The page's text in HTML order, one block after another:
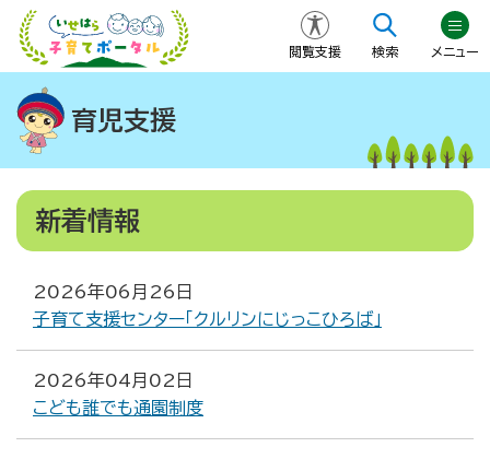
閲覧支援 検索 メニュー
育児支援
新着情報
2026年06月26日
子育て支援センター「クルリンにじっこひろば」
2026年04月02日
こども誰でも通園制度